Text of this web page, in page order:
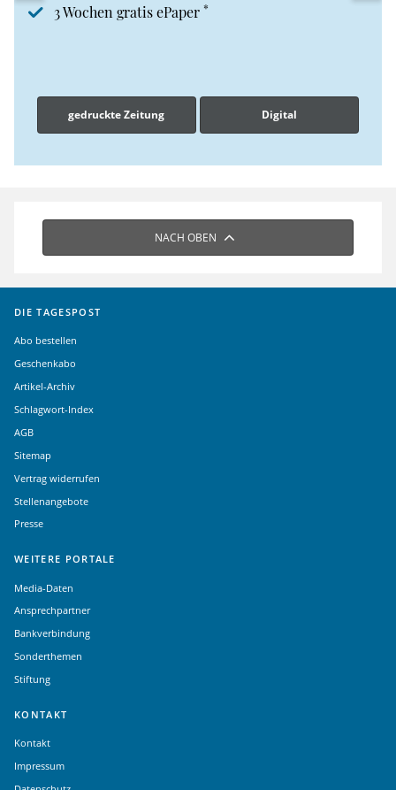
3 Wochen gratis ePaper *
gedruckte Zeitung Digital
NACH OBEN
DIE TAGESPOST
Abo bestellen
Geschenkabo
Artikel-Archiv
Schlagwort-Index
AGB
Sitemap
Vertrag widerrufen
Stellenangebote
Presse
WEITERE PORTALE
Media-Daten
Ansprechpartner
Bankverbindung
Sonderthemen
Stiftung
KONTAKT
Kontakt
Impressum